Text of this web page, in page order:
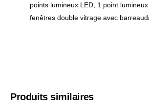
points lumineux LED, 1 point
fenêtres double vitrage avec
Produits similaires